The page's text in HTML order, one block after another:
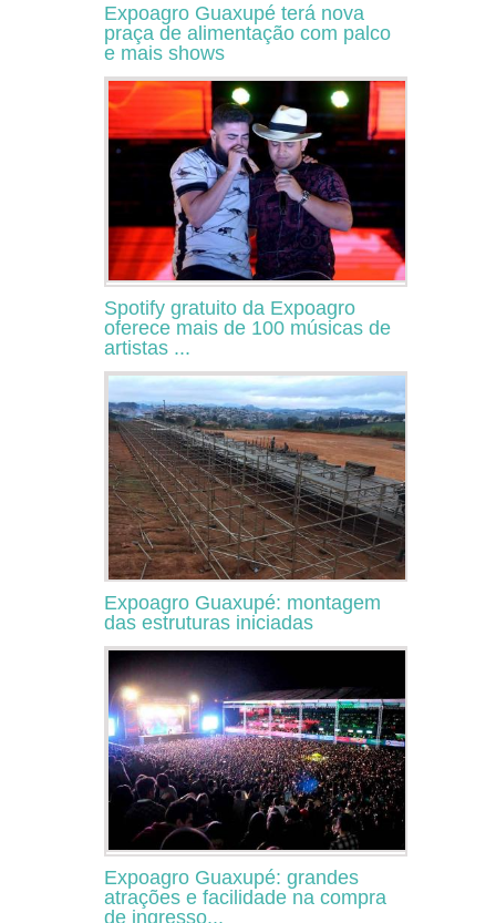
Expoagro Guaxupé terá nova
praça de alimentação com palco
e mais shows
Spotify gratuito da Expoagro
oferece mais de 100 músicas de
artistas ...
Expoagro Guaxupé: montagem
das estruturas iniciadas
Expoagro Guaxupé: grandes
atrações e facilidade na compra
de ingresso...